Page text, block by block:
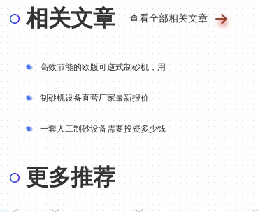
相关文章 查看全部相关文章
高效节能的欧版可逆式制砂机，用
制砂机设备直营厂家最新报价——
一套人工制砂设备需要投资多少钱
更多推荐